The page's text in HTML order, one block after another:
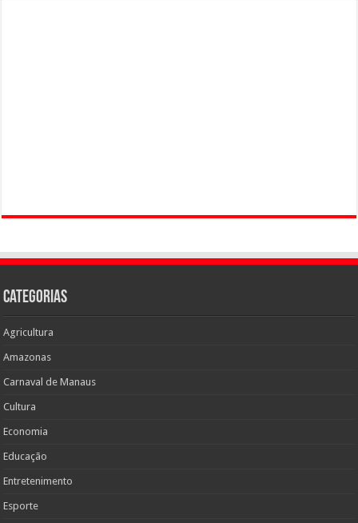
Categorias
Agricultura
Amazonas
Carnaval de Manaus
Cultura
Economia
Educação
Entretenimento
Esporte